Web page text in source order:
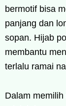
bermotif bisa
panjang dan
sopan. Hijab
membantu
terlalu ramai
Dalam